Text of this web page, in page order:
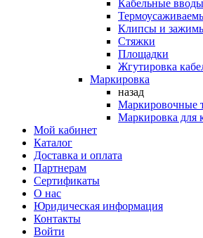
Кабельные вводы
Клипсы и
Стяжки
Площадки
Жгутировка
Маркировка
назад
Маркировочные
Маркировка для
Мой кабинет
Каталог
Доставка и оплата
Партнерам
Сертификаты
О нас
Юридическая информация
Контакты
Войти